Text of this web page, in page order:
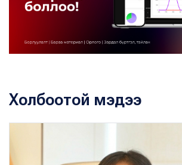
Холбоотой мэдээ